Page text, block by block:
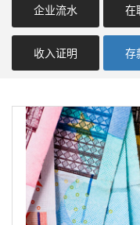
企业流水 在
收入证明 存